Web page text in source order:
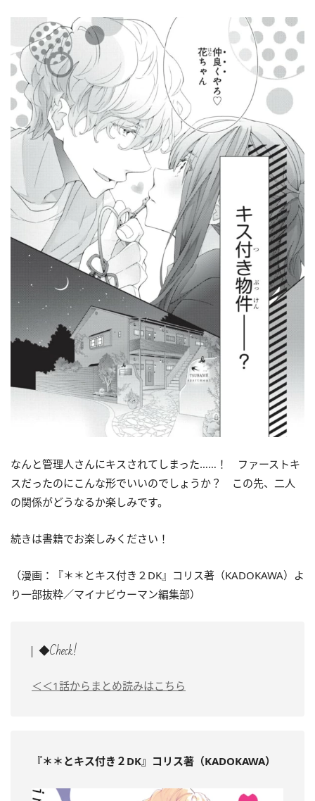
なんと管理人さんにキスされてしまった……！ ファーストキ
スだったのにこんな形でいいのでしょうか？ この先、二人
の関係がどうなるか楽しみです。
続きは書籍でお楽しみください！
（漫画：『＊＊とキス付き２DK』コリス著（KADOKAWA）よ
り一部抜粋／マイナビウーマン編集部）
◆Check!
＜＜1話からまとめ読みはこちら
『＊＊とキス付き２DK』コリス著（KADOKAWA）